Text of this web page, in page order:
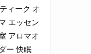
ィーク オ
エッセン
アロマオ
ー 快眠